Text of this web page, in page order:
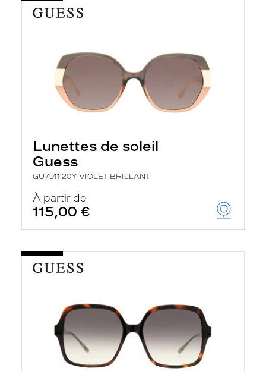
Lunettes de soleil
Guess
GU7911 20Y VIOLET BRILLANT
À partir de
115,00 €